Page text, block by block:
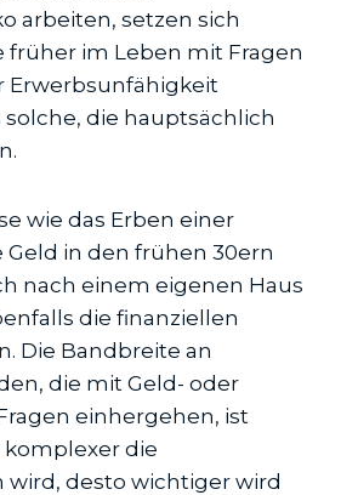
arbeiten, setzen sich
früher im Leben mit Fragen
Erwerbsunfähigkeit
die hauptsächlich
wie das Erben einer
in den frühen 30ern
nach einem eigenen Haus
die finanziellen
Die Bandbreite an
die mit Geld- oder
einhergehen, ist
komplexer die
wird, desto wichtiger wird